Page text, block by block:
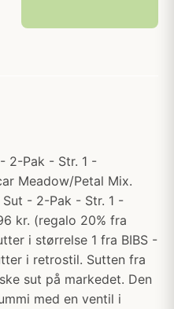
2-Pak - Str. 1 -
Meadow/Petal Mix.
Sut - 2-Pak - Str. 1 -
kr. (regalo 20% fra
i størrelse 1 fra BIBS -
i retrostil. Sutten fra
sut på markedet. Den
med en ventil i